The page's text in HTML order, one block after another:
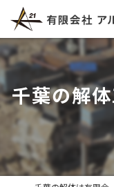
千葉の解